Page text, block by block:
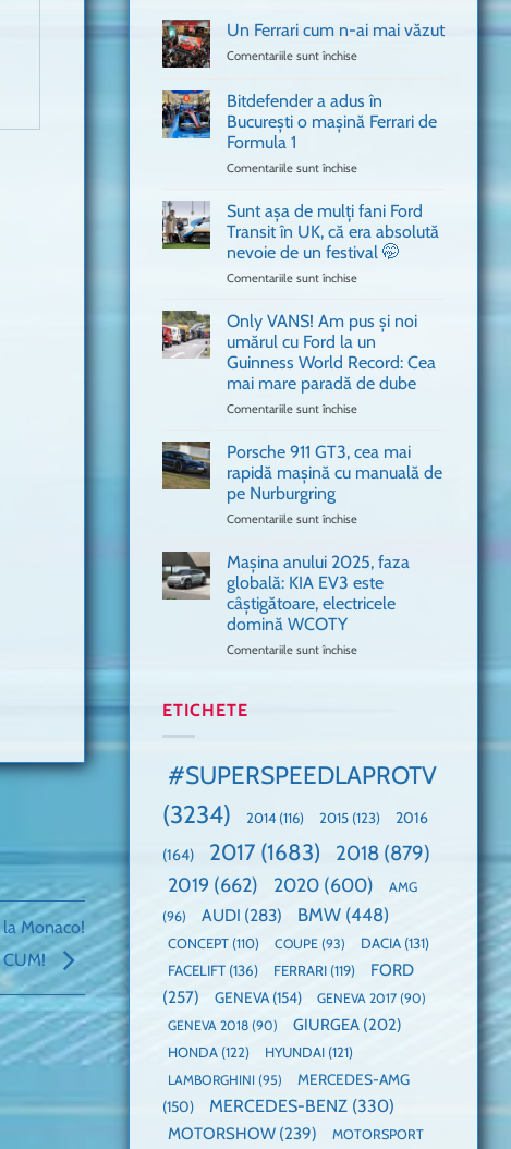
la Monaco!
CUM!
Un Ferrari cum n-ai mai văzut
Comentariile sunt închise
Ferrari
cum
n-
Bitdefender a adus în
București o mașină Ferrari de
Formula 1
Comentariile sunt închise
a
adus
în
București
Ferrari
Formula
1
Sunt așa de mulți fani Ford
Transit în UK, că era absolută
nevoie de un festival 🤭
Comentariile sunt închise
de
mulți
fani
Ford
că
era
un
festival
🤭
Only VANS! Am pus și noi
umărul cu Ford la un
Guinness World Record: Cea
mai mare paradă de dube
Comentariile sunt închise
Am
pus
cu
Ford
la
un
dube
Porsche 911 GT3, cea mai
rapidă mașină cu manuală de
pe Nurburgring
Comentariile sunt închise
911
GT3,
cea
mai
Mașina anului 2025, faza
globală: KIA EV3 este
câștigătoare, electricele
domină WCOTY
Comentariile sunt închise
EV3
câștigătoare,
domină
ETICHETE
#SUPERSPEEDLAPROTV
(3234)
2014 (116) 2015 (123) 2016
(164) 2017 (1683) 2018 (879)
2019 (662) 2020 (600)
AMG
(96)
AUDI (283) BMW (448)
CONCEPT (110) COUPE (93) DACIA (131)
FACELIFT (136) FERRARI (119)
FORD
(257)
GENEVA(154) GENEVA 2017 (90)
GENEVA 2018 (90) GIURGEA (202)
HONDA (122) HYUNDAI (121)
LAMBORGHINI (95)
MERCEDES-AMG
(150)
MERCEDES-BENZ (330)
MOTORSHOW (239)
MOTORSPORT